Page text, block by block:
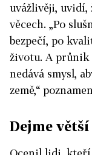
uvážlivěji, uvidí,
věcech. „Po
bezpečí, po
životu. A průnik
nedává smysl,
země,“
Dejme